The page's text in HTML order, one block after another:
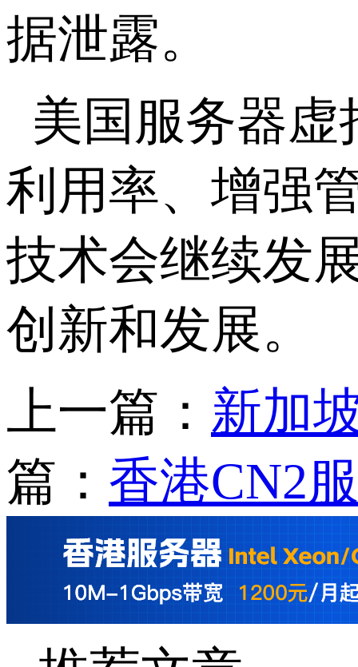
据泄露。
美国服务器
利用率、增强
技术会继续发
创新和发展。
上一篇： 新加
篇： 香港CN2